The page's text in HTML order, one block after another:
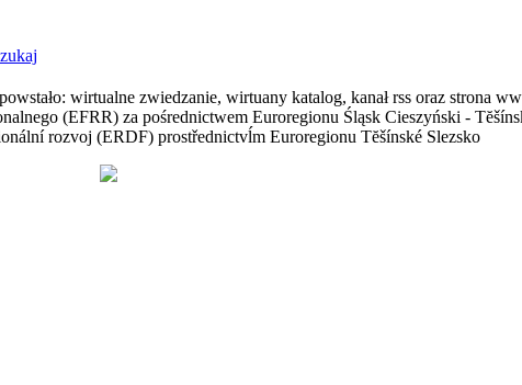
powstało: wirtualne zwiedzanie, wirtuany katalog, kanał rss oraz strona
(EFRR) za pośrednictwem Euroregionu Śląsk Cieszyński -
rozvoj (ERDF) prostřednictvĺm Euroregionu Tĕšínské Slezsko